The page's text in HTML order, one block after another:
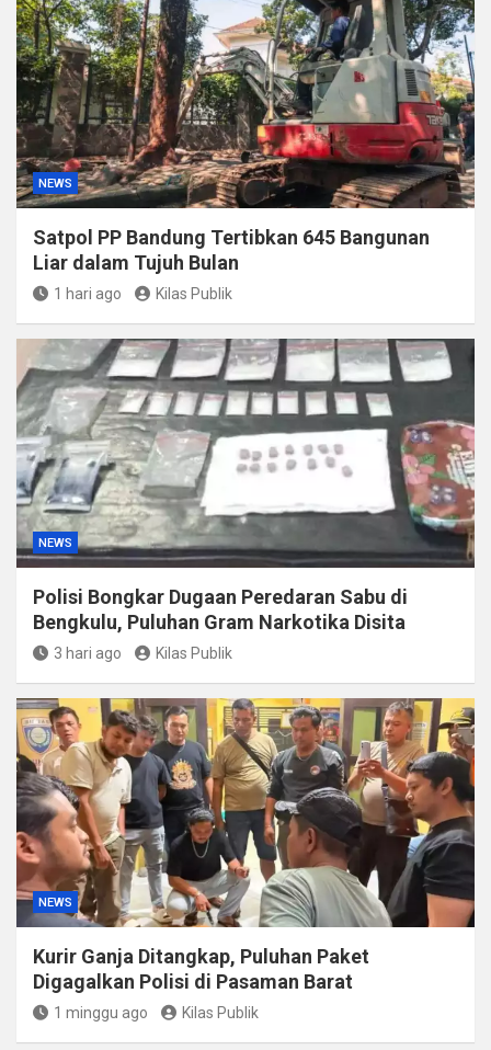
NEWS
Satpol PP Bandung Tertibkan 645 Bangunan
Liar dalam Tujuh Bulan
1 hari ago Kilas Publik
NEWS
Polisi Bongkar Dugaan Peredaran Sabu di
Bengkulu, Puluhan Gram Narkotika Disita
3 hari ago Kilas Publik
NEWS
Kurir Ganja Ditangkap, Puluhan Paket
Digagalkan Polisi di Pasaman Barat
1 minggu ago Kilas Publik